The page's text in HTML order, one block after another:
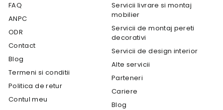
FAQ
ANPC
ODR
Contact
Blog
Termeni si conditii
Politica de retur
Contul meu
Servicii livrare si montaj
mobilier
Servicii de montaj pereti
decorativi
Servicii de design interior
Alte servicii
Parteneri
Cariere
Blog